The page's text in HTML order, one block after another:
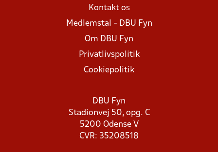
Kontakt os
Medlemstal - DBU Fyn
Om DBU Fyn
Privatlivspolitik
Cookiepolitik
DBU Fyn
Stadionvej 50, opg. C
5200 Odense V
CVR: 35208518